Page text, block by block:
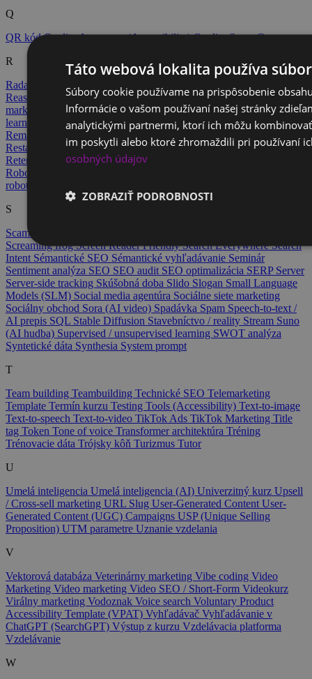
Q
QR kódQuality Assurance (Accessibility)Quality ScoreQuota
R
Rada pre reklamu
RAG – Retrieval-Augmented Generation
Reasoning modely (uvažujúce modely)RecruitmentRecruitment
marketing
Refresher kurz RegistráciaRegresia Reinforcement
learning – učenie odmenou Reklamná kampaňRekvalifikačný kurz
Remarketing
Remediation Services Report
Responsive Design
Restaurant & gastro marketingRetail marketingRetargeting
Retencia marketingRežim inkognito
Robots.txt
robotická automatizácia
S
Scam
Screaming frogScreen Reader FriendlySearch EverywhereSearch
Intent Sémantické SEO Sémantické vyhľadávanie Seminár
Sentiment analýza SEO SEO audit SEO optimalizácia SERP Server
Server-side tracking Skúšobná doba Slido Slogan Small Language
Models (SLM) Social media agentúra Sociálne siete marketing
Sociálny obchod Sora (AI video) Spadávka Spam Speech-to-text /
AI prepis SQL Stable Diffusion Stavebníctvo / reality Stream Suno
(AI hudba) Supervised / unsupervised learning SWOT analýza
Syntetické dáta Synthesia System prompt
T
Team building Teambuilding Technické SEO Telemarketing
Template Termín kurzu Testing Tools (Accessibility) Text-to-image
Text-to-speech Text-to-video TikTok Ads TikTok Marketing Title
tag Token Tone of voice Transformer architektúra Tréning
Trénovacie dáta Trójsky kôň Turizmus Tutor
U
Umelá inteligencia Umelá inteligencia (AI) Univerzitný kurz Upsell
/ Cross-sell marketing URL Slug User-Generated Content User-
Generated Content (UGC) Campaigns USP (Unique Selling
Proposition) UTM parametre Uznanie vzdelania
V
Vektorová databáza Veterinárny marketing Vibe coding Video
Marketing Video marketing Video SEO / Short-Form Videokurz
Virálny marketing Vodoznak Voice search Voluntary Product
Accessibility Template (VPAT) Vyhľadávač Vyhľadávanie v
ChatGPT (SearchGPT) Výstup z kurzu Vzdelávacia platforma
Vzdelávanie
W
Táto webová lokalita používa
Súbory cookie používame na prispôsobenie
Informácie o vašom používaní našej stránky
analytickými partnermi, ktorí ich môžu
im poskytli alebo ktoré zhromaždili pri používaní
osobných údajov
ZOBRAZIŤ PODROBNOSTI